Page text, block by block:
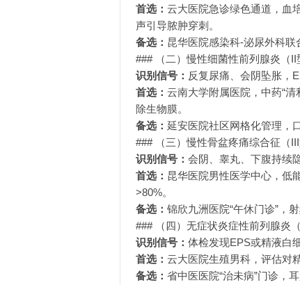
首选： 云大医院急诊绿色通道，血
声引导脓肿穿刺。
备选： 昆华医院感染科-泌尿外科联
### （二）慢性细菌性前列腺炎（II
识别信号： 反复尿痛、会阴坠胀，
首选： 云南大学附属医院，中药“
除生物膜。
备选： 延安医院社区网格化管理，
### （三）慢性骨盆疼痛综合征（III
识别信号： 会阴、睾丸、下腹持续
首选： 昆华医院男性医学中心，低
>80%。
备选： 锦欣九洲医院“午休门诊”，
### （四）无症状炎症性前列腺炎（
识别信号： 体检发现EPS或精液白
首选： 云大医院生殖男科，评估对
备选： 省中医医院“治未病”门诊，